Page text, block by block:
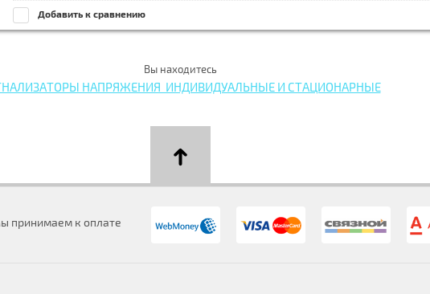
Добавить к сравнению
Вы находитесь
НАПРЯЖЕНИЯ  ИНДИВИДУАЛЬНЫЕ И СТАЦИОНАРНЫЕ
принимаем к оплате